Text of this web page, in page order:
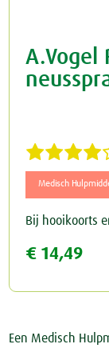
A.Vogel
Medisch
Bij hooikoorts
€ 14,49
Een Medisch